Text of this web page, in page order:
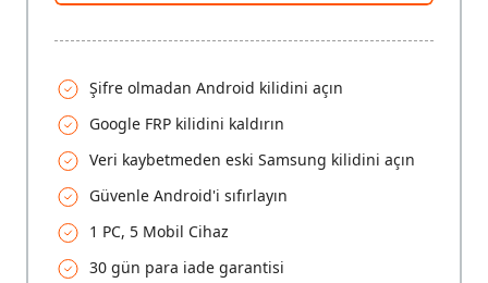
Şifre olmadan Android kilidini açın
Google FRP kilidini kaldırın
Veri kaybetmeden eski Samsung kilidini açın
Güvenle Android'i sıfırlayın
1 PC, 5 Mobil Cihaz
30 gün para iade garantisi